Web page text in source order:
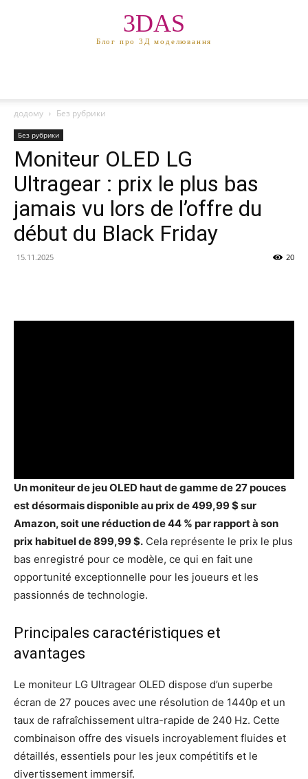
3DAS
Блог про 3Д моделювання
додому Без рубрики
Без рубрики
Moniteur OLED LG
Ultragear : prix le plus bas
jamais vu lors de l’offre du
début du Black Friday
15.11.2025 20
Un moniteur de jeu OLED haut de gamme de 27 pouces
est désormais disponible au prix de 499,99 $ sur
Amazon, soit une réduction de 44 % par rapport à son
prix habituel de 899,99 $. Cela représente le prix le plus
bas enregistré pour ce modèle, ce qui en fait une
opportunité exceptionnelle pour les joueurs et les
passionnés de technologie.
Principales caractéristiques et
avantages
Le moniteur LG Ultragear OLED dispose d’un superbe
écran de 27 pouces avec une résolution de 1440p et un
taux de rafraîchissement ultra-rapide de 240 Hz. Cette
combinaison offre des visuels incroyablement fluides et
détaillés, essentiels pour les jeux compétitifs et le
divertissement immersif.